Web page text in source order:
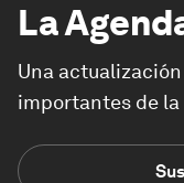
La
Una
importantes de la